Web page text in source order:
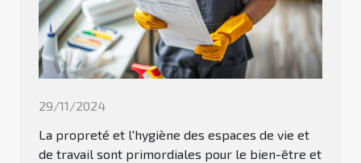
29/11/2024
La propreté et l'hygiène des espaces de vie et
de travail sont primordiales pour le bien-être et